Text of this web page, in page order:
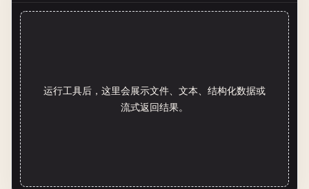
运行工具后，这里会展示文件、文本、结构化数据或
流式返回结果。